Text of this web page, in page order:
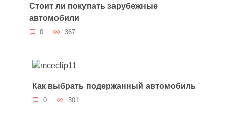
Стоит ли покупать зарубежные
автомобили
0 367
Как выбрать подержанный автомобиль
0 301